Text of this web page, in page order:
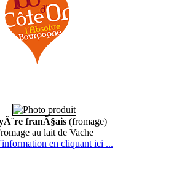
franÃ§ais (fromage)
au lait de Vache
en cliquant ici ...